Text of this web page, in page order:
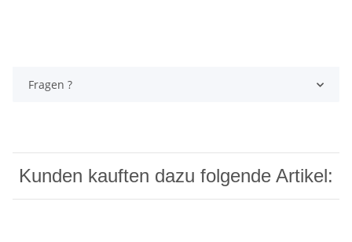
Fragen ?
Kunden kauften dazu folgende Artikel: